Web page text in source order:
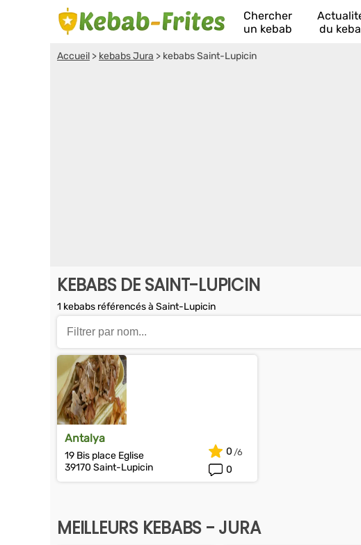
Chercher
un kebab
du
Accueil > kebabs Jura > kebabs Saint-Lupicin
KEBABS DE SAINT-LUPICIN
1 kebabs référencés à Saint-Lupicin
Antalya
19 Bis place Eglise
39170 Saint-Lupicin
0
0
MEILLEURS KEBABS - JURA